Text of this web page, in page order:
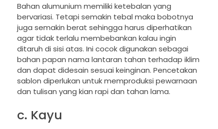
Bahan alumunium memiliki ketebalan yang
bervariasi. Tetapi semakin tebal maka bobotnya
juga semakin berat sehingga harus diperhatikan
agar tidak terlalu membebankan kalau ingin
ditaruh di sisi atas. Ini cocok digunakan sebagai
bahan papan nama lantaran tahan terhadap iklim
dan dapat didesain sesuai keinginan. Pencetakan
sablon diperlukan untuk memproduksi pewarnaan
dan tulisan yang kian rapi dan tahan lama.
c. Kayu